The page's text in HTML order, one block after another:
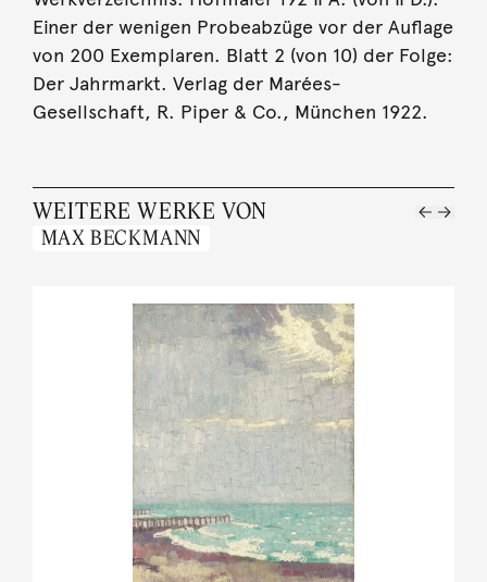
Einer der wenigen Probeabzüge vor der Auflage
von 200 Exemplaren. Blatt 2 (von 10) der Folge:
Der Jahrmarkt. Verlag der Marées-
Gesellschaft, R. Piper & Co., München 1922.
WEITERE WERKE VON
MAX BECKMANN